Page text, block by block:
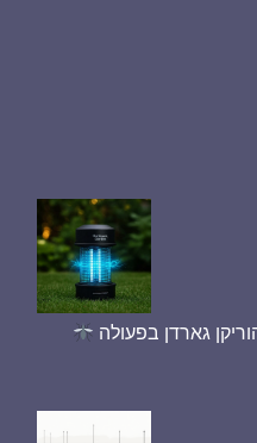
גארדן בפעולה